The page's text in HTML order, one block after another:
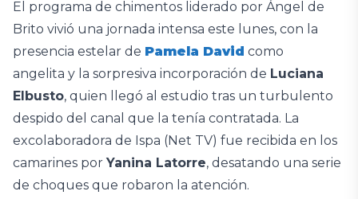
El programa de chimentos liderado por Ángel de
Brito vivió una jornada intensa este lunes, con la
presencia estelar de Pamela David como
angelita y la sorpresiva incorporación de Luciana
Elbusto, quien llegó al estudio tras un turbulento
despido del canal que la tenía contratada. La
excolaboradora de Ispa (Net TV) fue recibida en los
camarines por Yanina Latorre, desatando una serie
de choques que robaron la atención.